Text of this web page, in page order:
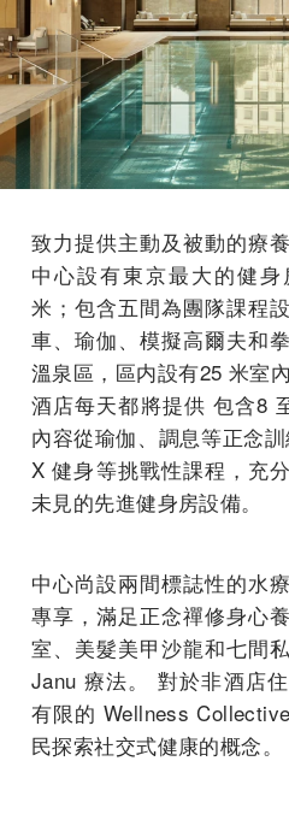
致力提供主動及被動的療
中心設有東京最大的健
米；包含五間為團隊課程
車、瑜伽、 模擬高爾夫和
溫泉區，區内設有25 米室
酒店每天都將提供 包含8
內容從瑜伽、調息等正念
X 健身等挑戰性課程， 充
未見的先進健身房設備。
中心尚設兩間標誌性的水
專享， 滿足正念禪修身心
室、美髮美甲沙龍和七間
Janu 療法。 對於非酒店
有限的 Wellness
民探索社交式健康的概念。